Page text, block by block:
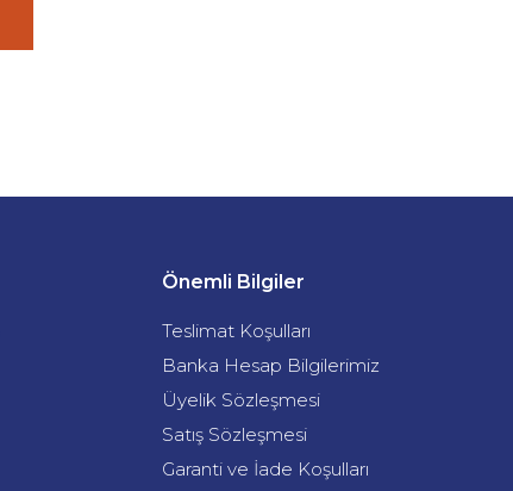
Önemli Bilgiler
Teslimat Koşulları
Banka Hesap Bilgilerimiz
Üyelik Sözleşmesi
Satış Sözleşmesi
Garanti ve İade Koşulları